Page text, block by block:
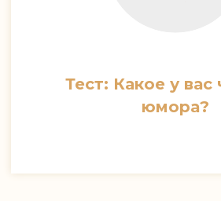
Тест: Какое у вас
юмора?